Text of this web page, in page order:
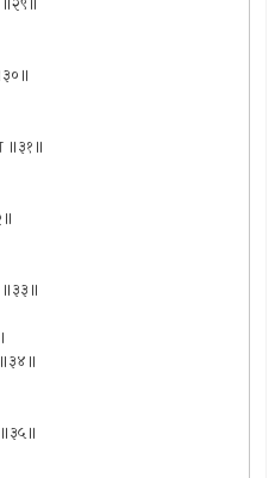
॥३१॥
॥३३॥
॥३४॥
॥३५॥